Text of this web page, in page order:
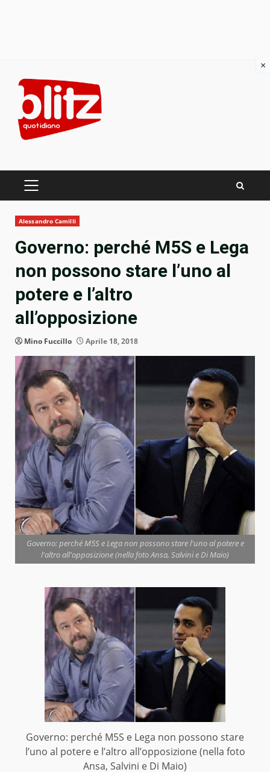
content
PRIMARY
Alessandro Camilli
Governo: perché M5S e Lega
non possono stare l’uno al
potere e l’altro
all’opposizione
Mino Fuccillo Aprile 18, 2018
Governo: perché M5S e Lega non possono stare l'uno al potere e
l'altro all'opposizione (nella foto Ansa, Salvini e Di Maio)
Governo: perché M5S e Lega non possono stare
l’uno al potere e l’altro all’opposizione (nella foto
Ansa, Salvini e Di Maio)
×